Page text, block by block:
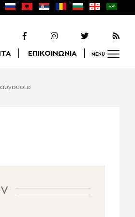
ΕΠΙΚΟΙΝΩΝΙΑ MENU